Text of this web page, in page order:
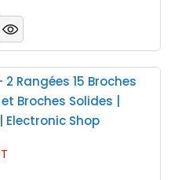
Rangées 15 Broches
Broches Solides |
Electronic Shop